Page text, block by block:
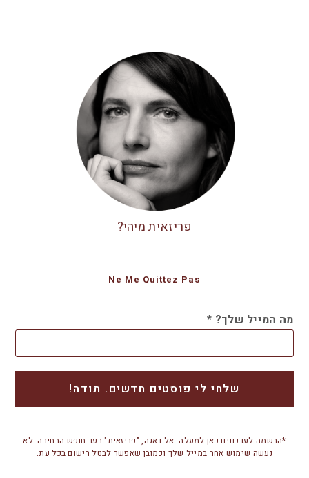
פריזאית מיהי?
Ne Me Quittez Pas
מה המייל שלך? *
*הרשמה לעדכונים כאן למעלה. אל דאגה, "פריזאית" בעד חופש הבחירה. לא
נעשה שימוש אחר במייל שלך וכמובן שאפשר לבטל רישום בכל עת.